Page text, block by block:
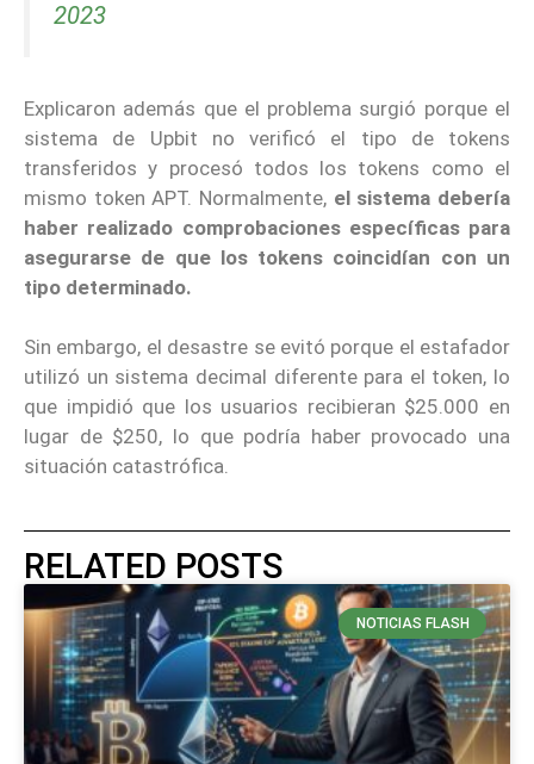
2023
Explicaron además que el problema surgió porque el
sistema de Upbit no verificó el tipo de tokens
transferidos y procesó todos los tokens como el
mismo token APT. Normalmente, el sistema debería
haber realizado comprobaciones específicas para
asegurarse de que los tokens coincidían con un
tipo determinado.
Sin embargo, el desastre se evitó porque el estafador
utilizó un sistema decimal diferente para el token, lo
que impidió que los usuarios recibieran $25.000 en
lugar de $250, lo que podría haber provocado una
situación catastrófica.
RELATED POSTS
NOTICIAS FLASH